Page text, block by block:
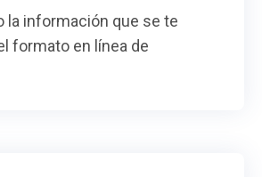
la información que se te
formato en línea de